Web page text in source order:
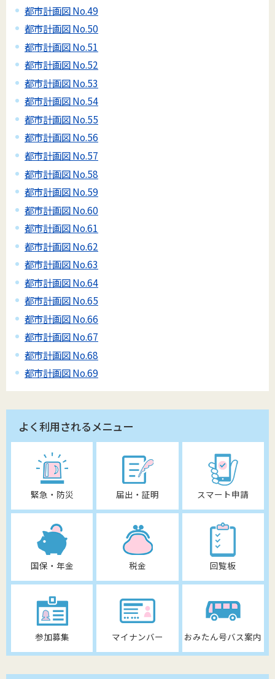
都市計画図 No.49
都市計画図 No.50
都市計画図 No.51
都市計画図 No.52
都市計画図 No.53
都市計画図 No.54
都市計画図 No.55
都市計画図 No.56
都市計画図 No.57
都市計画図 No.58
都市計画図 No.59
都市計画図 No.60
都市計画図 No.61
都市計画図 No.62
都市計画図 No.63
都市計画図 No.64
都市計画図 No.65
都市計画図 No.66
都市計画図 No.67
都市計画図 No.68
都市計画図 No.69
よく利用されるメニュー
緊急・防災 届出・証明 スマート申請
国保・年金 税金 回覧板
参加募集 マイナンバー おみたん号バス案内